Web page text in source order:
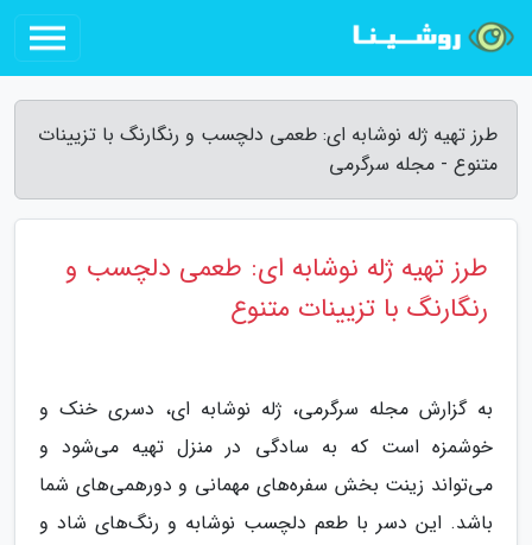
طرز تهیه ژله نوشابه ای: طعمی دلچسب و رنگارنگ با تزیینات
متنوع - مجله سرگرمی
طرز تهیه ژله نوشابه ای: طعمی دلچسب و
رنگارنگ با تزیینات متنوع
به گزارش مجله سرگرمی، ژله نوشابه ای، دسری خنک و
خوشمزه است که به سادگی در منزل تهیه می‌شود و
می‌تواند زینت بخش سفره‌های مهمانی و دورهمی‌های شما
باشد. این دسر با طعم دلچسب نوشابه و رنگ‌های شاد و